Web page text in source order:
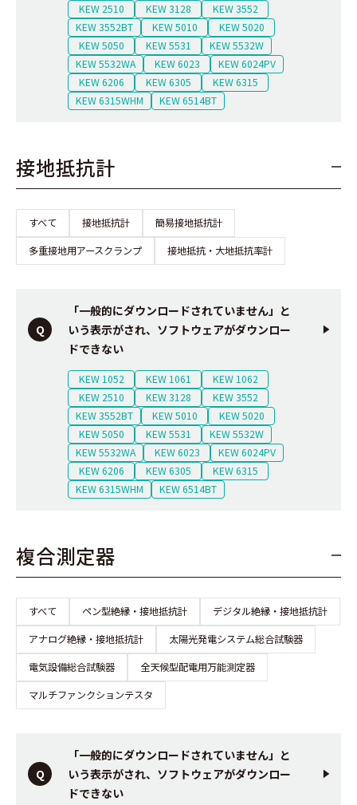
KEW 2510 KEW 3128
KEW 3552
KEW 3552BT
KEW 5010
KEW 5020
KEW 5050
KEW 5531
KEW 5532W
KEW 5532WA
KEW 6023
KEW 6024PV
KEW 6206
KEW 6305
KEW 6315
KEW 6315WHM
KEW 6514BT
接地抵抗計
すべて 接地抵抗計
簡易接地抵抗計
多重接地用アースクランプ
接地抵抗・大地抵抗率計
「一般的にダウンロードされていません」と
いう表示がされ、ソフトウェアがダウンロー
ドできない
KEW 1052 KEW 1061
KEW 1062
KEW 2510
KEW 3128
KEW 3552
KEW 3552BT
KEW 5010
KEW 5020
KEW 5050
KEW 5531
KEW 5532W
KEW 5532WA
KEW 6023
KEW 6024PV
KEW 6206
KEW 6305
KEW 6315
KEW 6315WHM
KEW 6514BT
複合測定器
すべて ペン型絶縁・接地抵抗計
デジタル絶縁・接地抵抗計
アナログ絶縁・接地抵抗計
太陽光発電システム総合試験器
電気設備総合試験器
全天候型配電用万能測定器
マルチファンクションテスタ
「一般的にダウンロードされていません」と
いう表示がされ、ソフトウェアがダウンロー
ドできない